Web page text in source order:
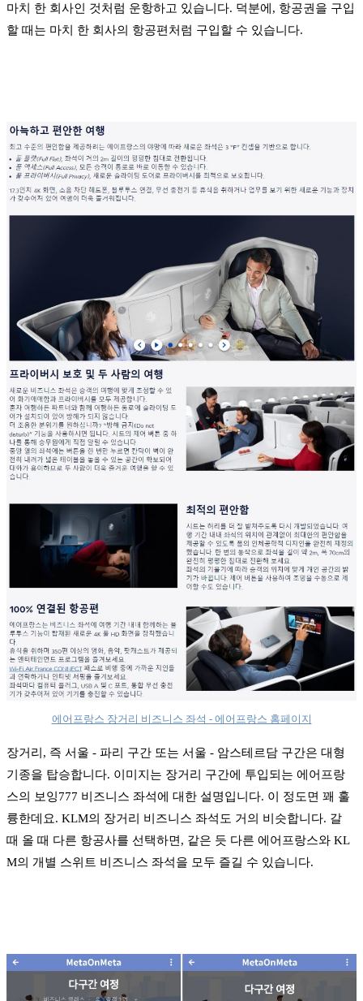
마치 한 회사인 것처럼 운항하고 있습니다. 덕분에, 항공권을 구입
할 때는 마치 한 회사의 항공편처럼 구입할 수 있습니다.
에어프랑스 장거리 비즈니스 좌석 - 에어프랑스 홈페이지
장거리, 즉 서울 - 파리 구간 또는 서울 - 암스테르담 구간은 대형
기종을 탑승합니다. 이미지는 장거리 구간에 투입되는 에어프랑
스의 보잉777 비즈니스 좌석에 대한 설명입니다. 이 정도면 꽤 훌
륭한데요. KLM의 장거리 비즈니스 좌석도 거의 비슷합니다. 갈
때 올 때 다른 항공사를 선택하면, 같은 듯 다른 에어프랑스와 KL
M의 개별 스위트 비즈니스 좌석을 모두 즐길 수 있습니다.